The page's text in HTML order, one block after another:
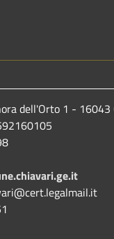
dell'Orto 1 - 16043